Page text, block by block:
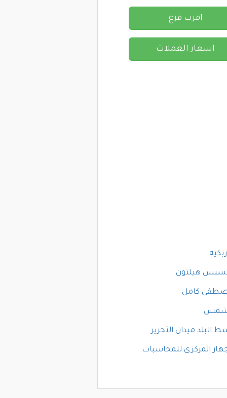
اقرب فرع
اسعار العملات
هيلتون
كامل
البلد ميدان التحرير
المركزى للمحاسبات